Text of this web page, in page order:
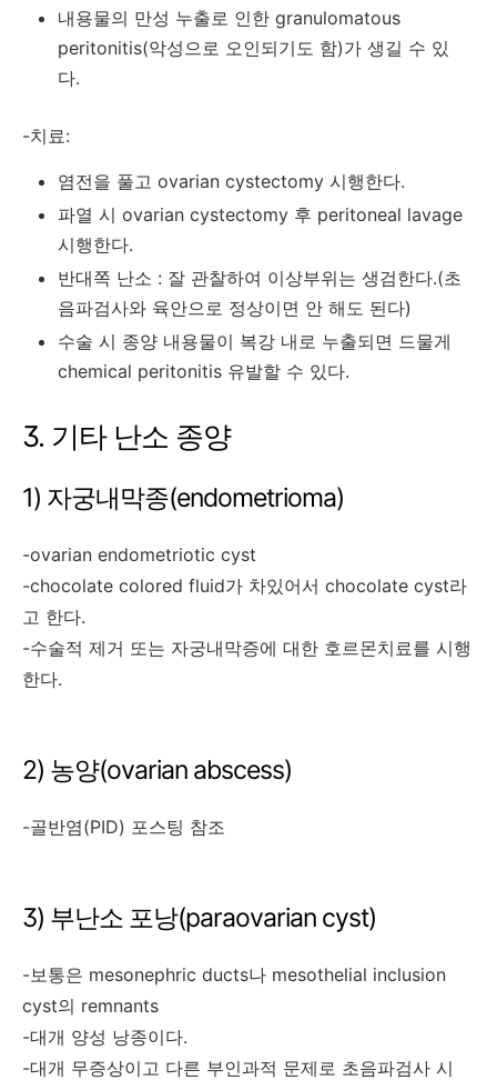
내용물의 만성 누출로 인한 granulomatous
peritonitis(악성으로 오인되기도 함)가 생길 수 있
다.
-치료:
염전을 풀고 ovarian cystectomy 시행한다.
파열 시 ovarian cystectomy 후 peritoneal lavage
시행한다.
반대쪽 난소 : 잘 관찰하여 이상부위는 생검한다.(초
음파검사와 육안으로 정상이면 안 해도 된다)
수술 시 종양 내용물이 복강 내로 누출되면 드물게
chemical peritonitis 유발할 수 있다.
3. 기타 난소 종양
1) 자궁내막종(endometrioma)
-ovarian endometriotic cyst
-chocolate colored fluid가 차있어서 chocolate cyst라
고 한다.
-수술적 제거 또는 자궁내막증에 대한 호르몬치료를 시행
한다.
2) 농양(ovarian abscess)
-골반염(PID) 포스팅 참조
3) 부난소 포낭(paraovarian cyst)
-보통은 mesonephric ducts나 mesothelial inclusion
cyst의 remnants
-대개 양성 낭종이다.
-대개 무증상이고 다른 부인과적 문제로 초음파검사 시